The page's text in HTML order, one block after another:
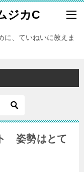
ジカC
に、ていねいに教えま
姿勢はとて